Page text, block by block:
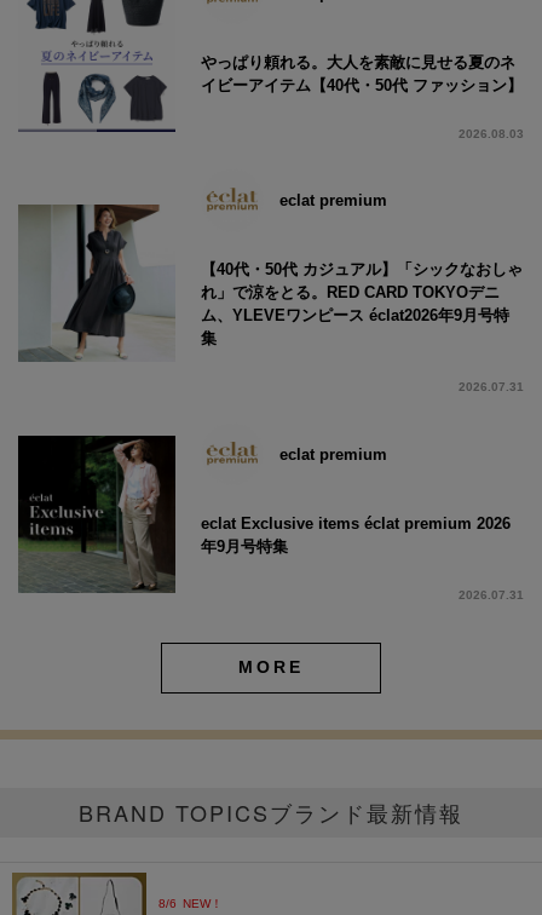
やっぱり頼れる。大人を素敵に見せる夏のネ
イビーアイテム【40代・50代 ファッション】
2026.08.03
eclat premium
【40代・50代 カジュアル】「シックなおしゃ
れ」で涼をとる。RED CARD TOKYOデニ
ム、YLEVEワンピース éclat2026年9月号特
集
2026.07.31
eclat premium
eclat Exclusive items éclat premium 2026
年9月号特集
2026.07.31
MORE
BRAND TOPICSブランド最新情報
8/6 NEW！